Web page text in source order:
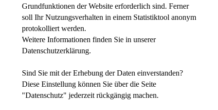
Grundfunktionen der Website erforderlich sind. Ferner
soll Ihr Nutzungsverhalten in einem Statistiktool anonym
protokolliert werden.
Weitere Informationen finden Sie in unserer
Datenschutzerklärung.
Sind Sie mit der Erhebung der Daten einverstanden?
Diese Einstellung können Sie über die Seite
"Datenschutz" jederzeit rückgängig machen.
Erasmus+ Stratigic Partnership
News - Presse
Stellenausschreibungen der THWS
Facebook
YouTube